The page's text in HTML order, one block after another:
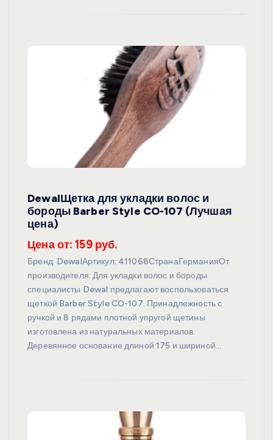
DewalЩетка для укладки волос и
бороды Barber Style CO-107 (Лучшая
цена)
Цена от: 159 руб.
Бренд: DewalАртикул: 411068СтранаГерманияОт
производителя: Для укладки волос и бороды
специалисты Dewal предлагают воспользоваться
щеткой Barber Style CO-107. Принадлежность с
ручкой и 8 рядами плотной упругой щетины
изготовлена из натуральных материалов.
Деревянное основание длиной 175 и шириной…